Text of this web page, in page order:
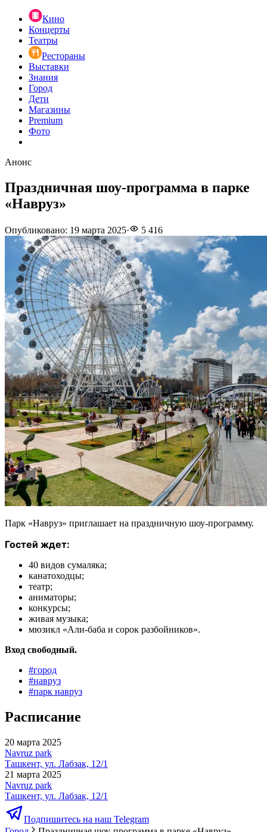
Кино
Концерты
Театры
Рестораны
Выставки
Знания
Город
Дети
Магазины
Premium
Фото
Анонс
Праздничная шоу-программа в парке
«Навруз»
Опубликовано: 19 марта 2025· 5 416
Парк «Навруз» приглашает на праздничную шоу-программу.
Гостей ждет:
40 видов сумаляка;
канатоходцы;
театр;
аниматоры;
конкурсы;
живая музыка;
мюзикл «Али-баба и сорок разбойников».
Вход свободный.
#город
#навруз
#парк навруз
Расписание
20 марта 2025
Navruz park
Ташкент, ул. Лабзак, 12/1
21 марта 2025
Navruz park
Ташкент, ул. Лабзак, 12/1
Подпишитесь на наш Telegram